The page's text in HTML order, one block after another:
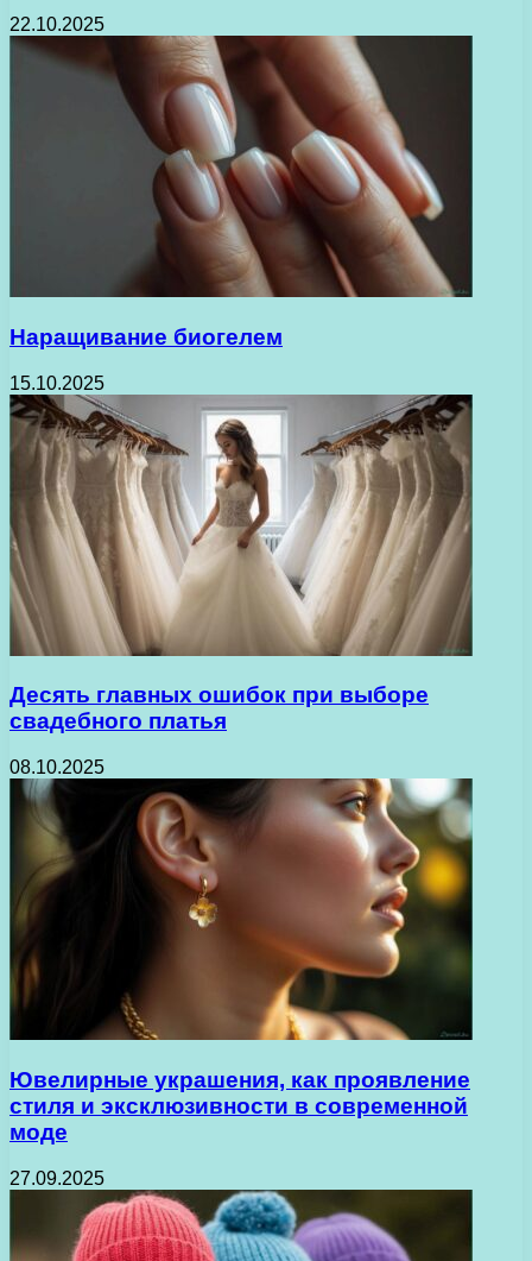
22.10.2025
Наращивание биогелем
15.10.2025
Десять главных ошибок при выборе
свадебного платья
08.10.2025
Ювелирные украшения, как проявление
стиля и эксклюзивности в современной
моде
27.09.2025